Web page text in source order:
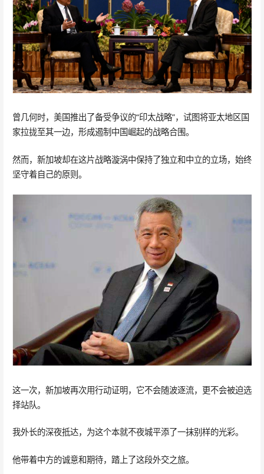
曾几何时，美国推出了备受争议的“印太战略”，试图将亚太地区国
家拉拢至其一边，形成遏制中国崛起的战略合围。
然而，新加坡却在这片战略漩涡中保持了独立和中立的立场，始终
坚守着自己的原则。
这一次，新加坡再次用行动证明，它不会随波逐流，更不会被迫选
择站队。
我外长的深夜抵达，为这个本就不夜城平添了一抹别样的光彩。
他带着中方的诚意和期待，踏上了这段外交之旅。